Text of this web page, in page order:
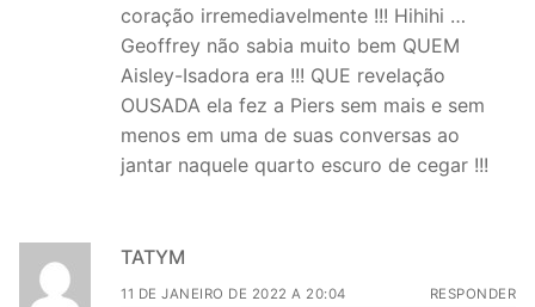
coração irremediavelmente !!! Hihihi …
Geoffrey não sabia muito bem QUEM
Aisley-Isadora era !!! QUE revelação
OUSADA ela fez a Piers sem mais e sem
menos em uma de suas conversas ao
jantar naquele quarto escuro de cegar !!!
TATYM
11 DE JANEIRO DE 2022 A 20:04 RESPONDER